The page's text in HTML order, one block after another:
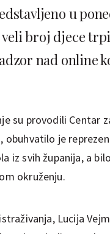
u
broj djece
nad online
su provodili Centar
obuhvatilo je
iz svih županija, a
okruženju.
Lucija